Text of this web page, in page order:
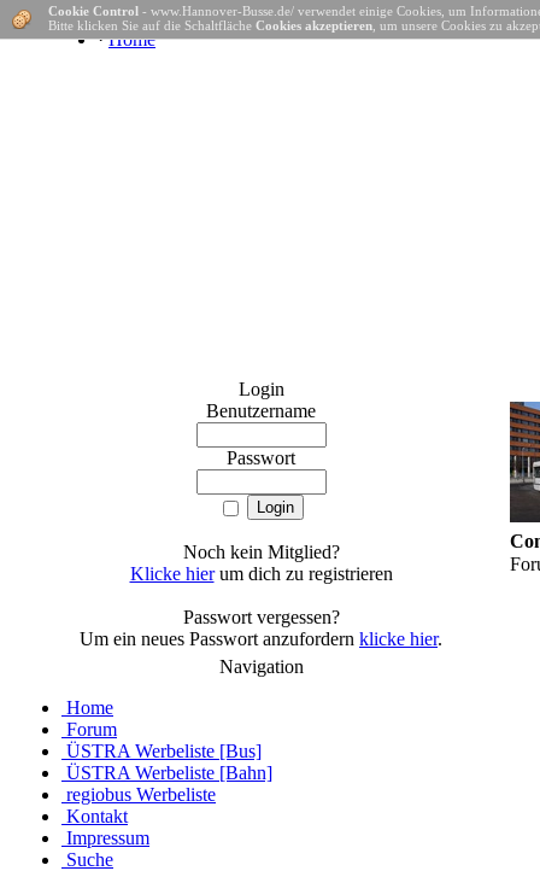
· Home
Login
Benutzername
Passwort
Noch kein Mitglied?
Klicke hierum dich zu registrieren
Passwort vergessen?
Um ein neues Passwort anzufordern klicke hier.
Navigation
Home
Forum
ÜSTRA Werbeliste [Bus]
ÜSTRA Werbeliste [Bahn]
regiobus Werbeliste
Kontakt
Impressum
Suche
Cookie Control - www.Hannover-Busse.de/ verwendet einige Cookies, um
Bitte klicken Sie auf die Schaltfläche Cookies akzeptieren , um unsere Cookies zu